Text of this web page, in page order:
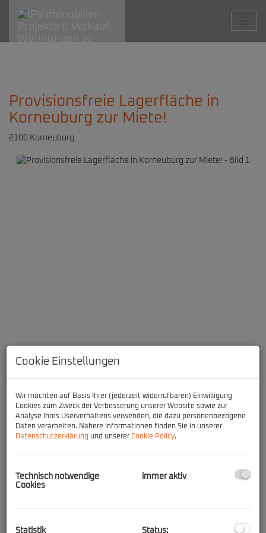
Provisionsfreie Lagerfläche in
Korneuburg zur Miete!
2100 Korneuburg
Zur Vermietung stehen mehrere Lagerflächen zwischen 7-22m²
in Korneuburg West. Durch die strategische Lage in der Nähe der
Die Lagerabteile sind nicht beheizbar und dienen ausschließlich zu
Cookie Einstellungen
Wir möchten auf Basis Ihrer (jederzeit widerrufbaren) Einwilligung
Cookies zum Zweck der Verbesserung unserer Website sowie zur
Analyse Ihres Userverhaltens verwenden, die dazu personenbezogene
Daten verarbeiten. Nähere Informationen finden Sie in unserer
Datenschutzerklärung und unserer Cookie Policy.
Technisch notwendige
Cookies
immer aktiv
Statistik
Status: